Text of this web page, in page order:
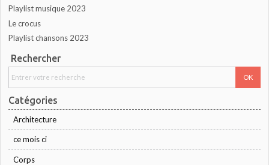
Playlist musique 2023
Le crocus
Playlist chansons 2023
Rechercher
Catégories
Architecture
ce mois ci
Corps